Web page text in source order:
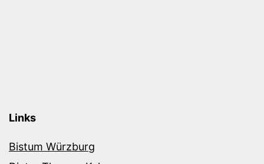
Links
Bistum Würzburg